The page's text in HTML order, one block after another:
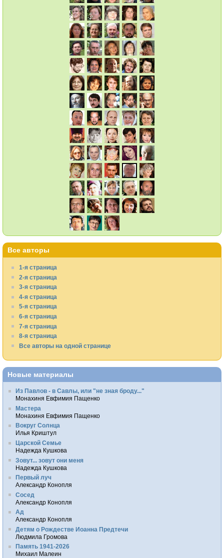
Все авторы
1-я страница
2-я страница
3-я страница
4-я страница
5-я страница
6-я страница
7-я страница
8-я страница
Все авторы на одной странице
Новые материалы
Из Павлов - в Савлы, или "не зная броду..."
Монахиня Евфимия Пащенко
Мастера
Монахиня Евфимия Пащенко
Вокруг Солнца
Илья Криштул
Царской Семье
Надежда Кушкова
Зовут... зовут они меня
Надежда Кушкова
Первый луч
Александр Конопля
Сосед
Александр Конопля
Ад
Александр Конопля
Детям о Рождестве Иоанна Предтечи
Людмила Громова
Память 1941-2026
Михаил Малеин